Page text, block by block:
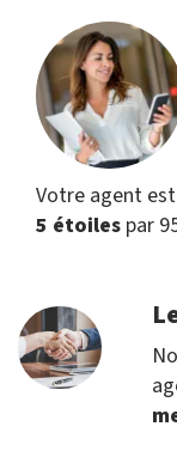
Votre agent
5 étoiles par